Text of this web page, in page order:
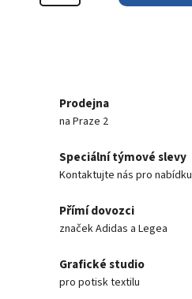
Prodejna
na Praze 2
Speciální týmové slevy
Kontaktujte nás pro nabídku
Přímí dovozci
značek Adidas a Legea
Grafické studio
pro potisk textilu